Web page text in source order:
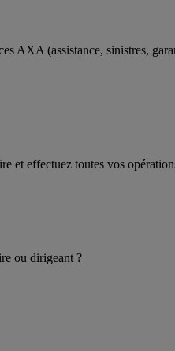
AXA (assistance, sinistres,
et effectuez toutes vos
ou dirigeant ?